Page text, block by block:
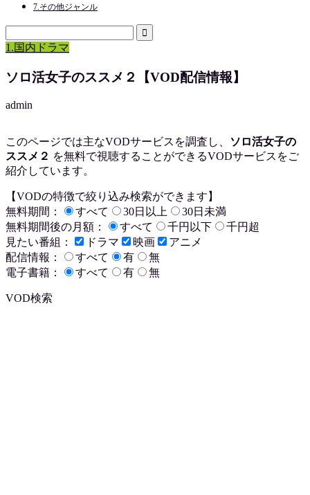
7.その他ジャンル
1.国内ドラマ
ソロ活女子のススメ２【VOD配信情報】
admin
このページでは主なVODサービスを調査し、
ソロ活女子の
ススメ２ を無料で視聴することができるVODサービスをご
紹介しています。
【VODの特徴で絞り込み検索ができます】
無料期間：
すべて 30日以上
30日未満
無料期間後の月額：
すべて 千円以下
千円超
見たい番組：
ドラマ 映画
アニメ
配信情報：
すべて 有
無
電子書籍：
すべて 有 無
VOD検索